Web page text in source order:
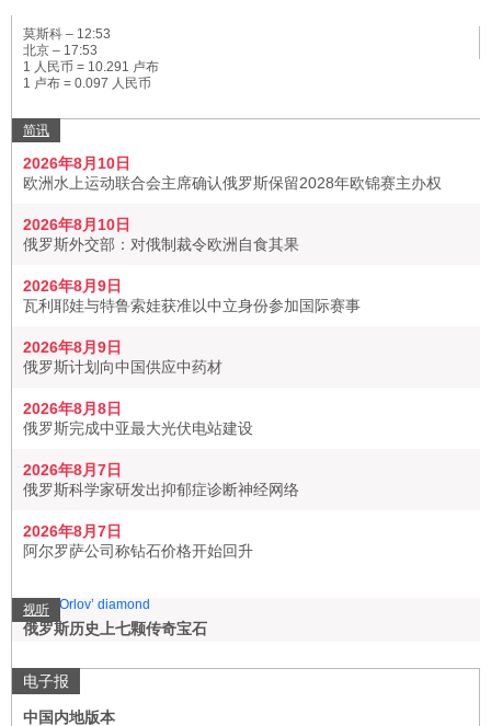
莫斯科 – 12:53
北京 – 17:53
1 人民币 = 10.291 卢布
1 卢布 = 0.097 人民币
简讯
2026年8月10日
欧洲水上运动联合会主席确认俄罗斯保留2028年欧锦赛主办权
2026年8月10日
俄罗斯外交部：对俄制裁令欧洲自食其果
2026年8月9日
瓦利耶娃与特鲁索娃获准以中立身份参加国际赛事
2026年8月9日
俄罗斯计划向中国供应中药材
2026年8月8日
俄罗斯完成中亚最大光伏电站建设
2026年8月7日
俄罗斯科学家研发出抑郁症诊断神经网络
2026年8月7日
阿尔罗萨公司称钻石价格开始回升
视听
俄罗斯历史上七颗传奇宝石
电子报
中国内地版本